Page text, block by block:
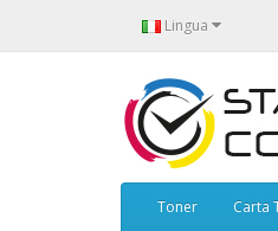
Lingua
Toner Carta